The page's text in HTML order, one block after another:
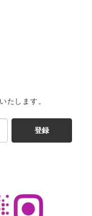
たします。
登録